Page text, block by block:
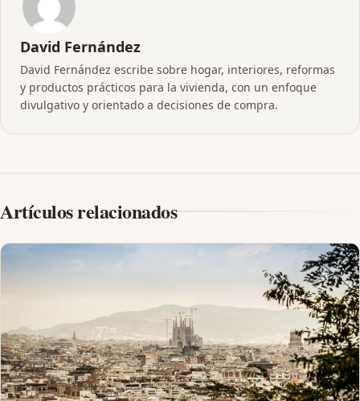
David Fernández
David Fernández escribe sobre hogar, interiores, reformas
y productos prácticos para la vivienda, con un enfoque
divulgativo y orientado a decisiones de compra.
Artículos relacionados